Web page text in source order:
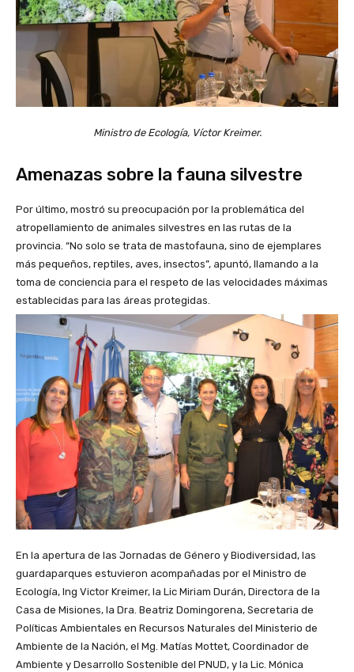
Ministro de Ecología, Víctor Kreimer.
Amenazas sobre la fauna silvestre
Por último, mostró su preocupación por la problemática del
atropellamiento de animales silvestres en las rutas de la
provincia. “No solo se trata de mastofauna, sino de ejemplares
más pequeños, reptiles, aves, insectos”, apuntó, llamando a la
toma de conciencia para el respeto de las velocidades máximas
establecidas para las áreas protegidas.
En la apertura de las Jornadas de Género y Biodiversidad, las
guardaparques estuvieron acompañadas por el Ministro de
Ecología, Ing Victor Kreimer, la Lic Miriam Durán, Directora de la
Casa de Misiones, la Dra. Beatriz Domingorena, Secretaria de
Políticas Ambientales en Recursos Naturales del Ministerio de
Ambiente de la Nación, el Mg. Matías Mottet, Coordinador de
Ambiente y Desarrollo Sostenible del PNUD, y la Lic. Mónica